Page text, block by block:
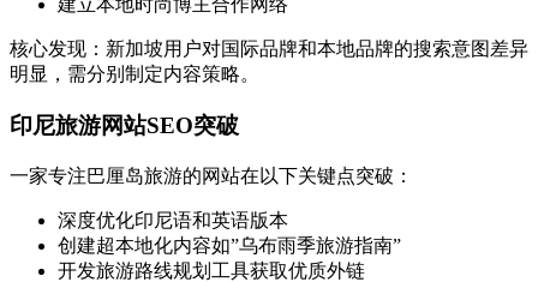
建立本地时尚博主合作网络
核心发现：新加坡用户对国际品牌和本地品牌的搜索意图差异
明显，需分别制定内容策略。
印尼旅游网站SEO突破
一家专注巴厘岛旅游的网站在以下关键点突破：
深度优化印尼语和英语版本
创建超本地化内容如”乌布雨季旅游指南”
开发旅游路线规划工具获取优质外链